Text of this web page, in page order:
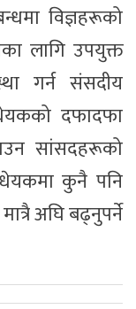
विज्ञहरूको
लागि उपयुक्त
गर्न संसदीय
दफादफा
सांसदहरूको
कुनै पनि
अघि बढ्नुपर्ने